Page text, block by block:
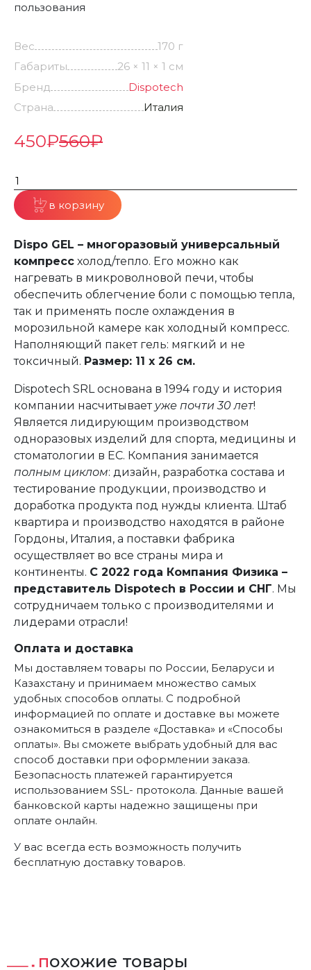
пользования
Вес
170 г
Габариты
26 × 11 × 1 см
Бренд
Dispotech
Страна
Италия
560₽
450₽
в корзину
Dispo GEL – многоразовый универсальный
компресс холод/тепло. Его можно как
нагревать в микроволновой печи, чтобы
обеспечить облегчение боли с помощью тепла,
так и применять после охлаждения в
морозильной камере как холодный компресс.
Наполняющий пакет гель: мягкий и не
токсичный. Размер: 11 х 26 см.
Dispotech SRL основана в 1994 году и история
компании насчитывает уже почти 30 лет!
Является лидирующим производством
одноразовых изделий для спорта, медицины и
стоматологии в ЕС. Компания занимается
полным циклом: дизайн, разработка состава и
тестирование продукции, производство и
доработка продукта под нужды клиента. Штаб
квартира и производство находятся в районе
Гордоны, Италия, а поставки фабрика
осуществляет во все страны мира и
континенты. С 2022 года Компания Физика –
представитель Dispotech в России и СНГ. Мы
сотрудничаем только с производителями и
лидерами отрасли!
Оплата и доставка
Мы доставляем товары по России, Беларуси и
Казахстану и принимаем множество самых
удобных способов оплаты. С подробной
информацией по оплате и доставке вы можете
ознакомиться в разделе «Доставка» и «Способы
оплаты». Вы сможете выбрать удобный для вас
способ доставки при оформлении заказа.
Безопасность платежей гарантируется
использованием SSL- протокола. Данные вашей
банковской карты надежно защищены при
оплате онлайн.
У вас всегда есть возможность получить
бесплатную доставку товаров.
похожие товары